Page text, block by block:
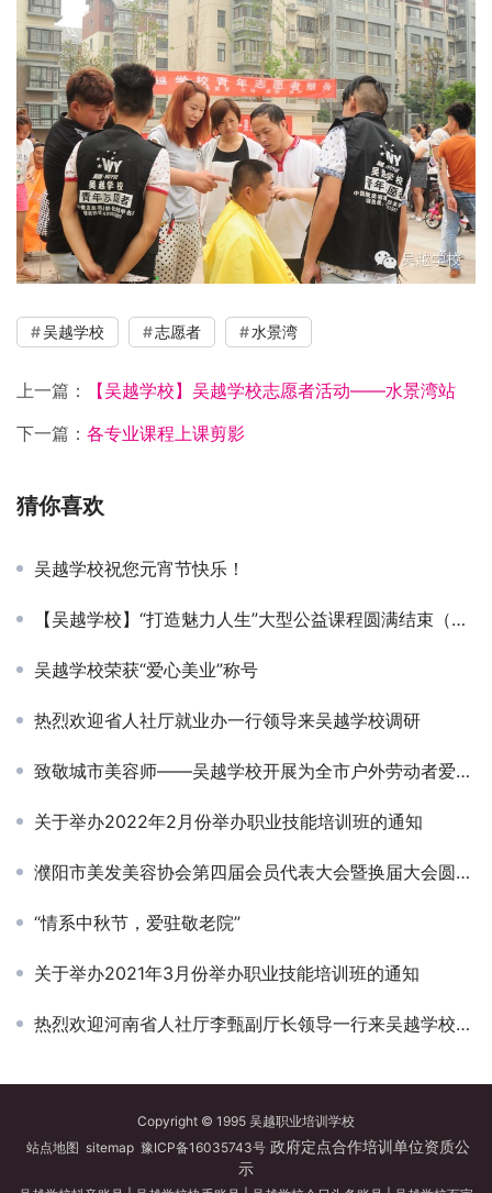
吴越学校 志愿者 水景湾
上一篇：
【吴越学校】吴越学校志愿者活动——水景湾站
下一篇： 各专业课程上课剪影
猜你喜欢
吴越学校祝您元宵节快乐！
【吴越学校】“打造魅力人生”大型公益课程圆满结束（多图）
吴越学校荣获“爱心美业”称号
热烈欢迎省人社厅就业办一行领导来吴越学校调研
致敬城市美容师——吴越学校开展为全市户外劳动者爱心义剪活动
关于举办2022年2月份举办职业技能培训班的通知
濮阳市美发美容协会第四届会员代表大会暨换届大会圆满闭幕
“情系中秋节，爱驻敬老院”
关于举办2021年3月份举办职业技能培训班的通知
热烈欢迎河南省人社厅李甄副厅长领导一行来吴越学校调研
Copyright © 1995 吴越职业培训学校
站点地图 sitemap 豫ICP备16035743号政府定点合作培训单位资质公
示